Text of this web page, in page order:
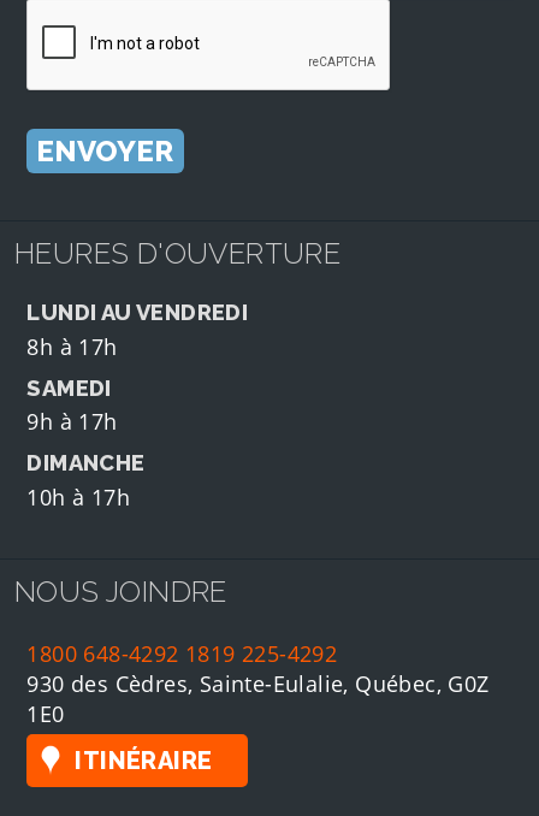
HEURES D'OUVERTURE
LUNDI AU VENDREDI
8h à 17h
SAMEDI
9h à 17h
DIMANCHE
10h à 17h
NOUS JOINDRE
1800 648-4292 1819 225-4292
930 des Cèdres, Sainte-Eulalie, Québec, G0Z
1E0
ITINÉRAIRE